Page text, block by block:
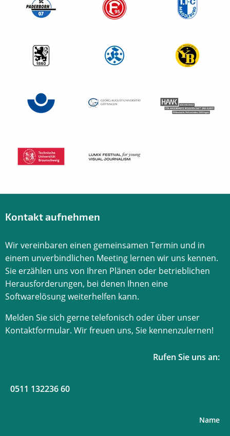
Kontakt aufnehmen
Wir vereinbaren einen gemeinsamen Termin und in
einem unverbindlichen Meeting lernen wir uns kennen.
Sie erzählen uns von Ihren Plänen oder betrieblichen
Herausforderungen, bei denen Ihnen eine
Softwarelösung weiterhelfen kann.
Melden Sie sich gerne telefonisch oder über unser
Kontaktformular. Wir freuen uns, Sie kennenzulernen!
Rufen Sie uns an:
0511 132236 60
Name